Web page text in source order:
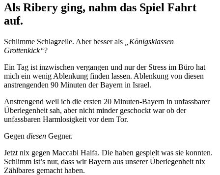
Als Ribery ging, nahm das Spiel Fahrt
auf.
Schlimme Schlagzeile. Aber besser als
„Königsklassen
Grottenkick“?
Ein Tag ist inzwischen vergangen und nur der Stress im Büro hat
mich ein wenig Ablenkung finden lassen. Ablenkung von diesen
anstrengenden 90 Minuten der Bayern in Israel.
Anstrengend weil ich die ersten 20 Minuten-Bayern in unfassbarer
Überlegenheit sah, aber nicht minder geschockt war ob der
unfassbaren Harmlosigkeit vor dem Tor.
Gegen diesen Gegner.
Jetzt nix gegen Maccabi Haifa. Die haben gespielt was sie konnten.
Schlimm ist’s nur, dass wir Bayern aus unserer Überlegenheit nix
Zählbares gemacht haben.